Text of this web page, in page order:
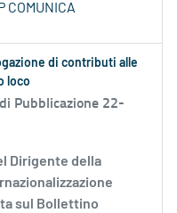
COMUNICA
di contributi alle
loco
Pubblicazione 22-
Dirigente della
sul Bollettino